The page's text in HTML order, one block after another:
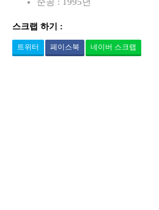
스크랩 하기 :
트위터 페이스북 네이버 스크랩